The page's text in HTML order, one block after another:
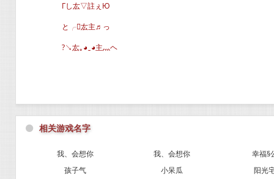
Гし厷▽註ぇЮ
と╭厷主♬っ
?↘厷｡◕‿◕主灬ヘ
⚫ 相关游戏名字
我、会想你 我、会想你
幸福§
孩子气
小呆瓜
阳光